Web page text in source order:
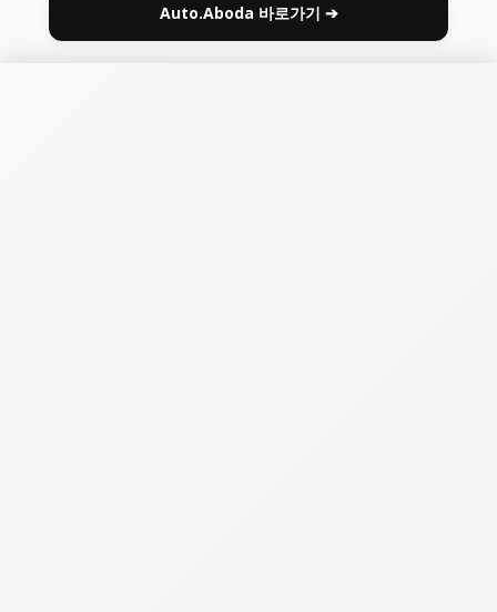
Auto.Aboda 바로가기 ➔